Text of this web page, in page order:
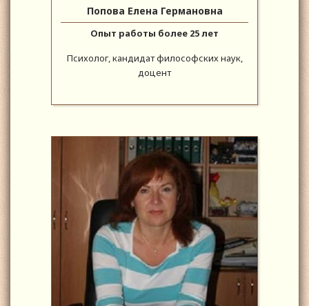
Попова Елена Германовна
Опыт работы более 25 лет
Психолог, кандидат философских наук,
доцент